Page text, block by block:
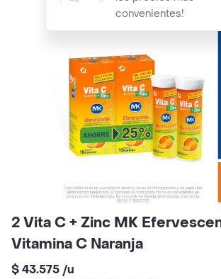
convenientes!
2 Vita C + Zinc MK
Vitamina C Naranja
$ 43.575 /u